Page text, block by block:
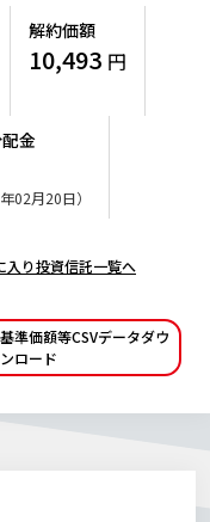
金手数料なしシ
て
応
解約価額
10,493 円
金
02月20日）
入り投資信託一覧へ
基準価額等CSVデータダウ
ンロード